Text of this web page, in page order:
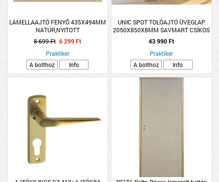
LAMELLAAJTÓ FENYŐ 435X494MM
NATÚR,NYITOTT
8 699 Ft 6 299 Ft
Praktiker
A bolthoz
Info
UNIC SPOT TOLÓAJTÓ ÜVEGLAP
2050X850X8MM SAVMART CSÍKOS
43 990 Ft
Praktiker
A bolthoz
Info